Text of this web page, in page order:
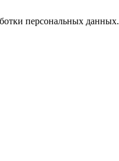
персональных данных.